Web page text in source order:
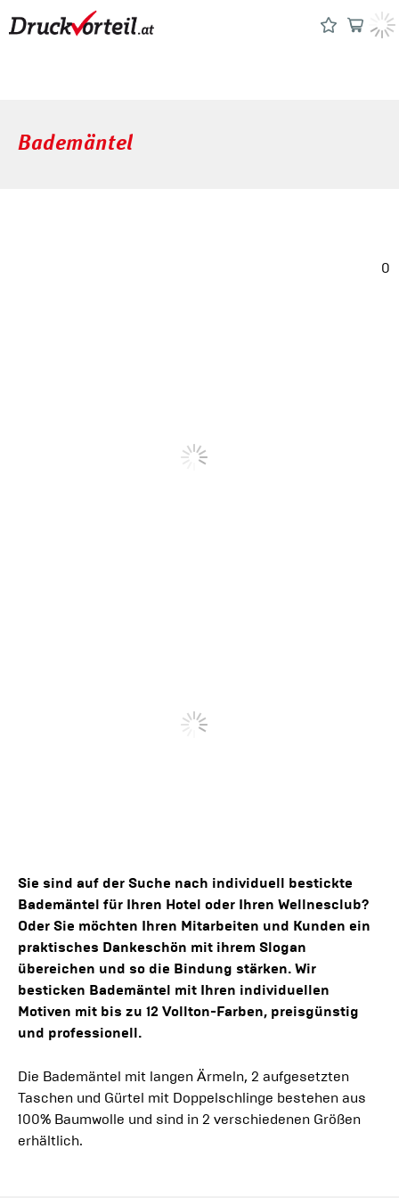
Bademäntel
0
Sie sind auf der Suche nach individuell bestickte
Bademäntel für Ihren Hotel oder Ihren Wellnesclub?
Oder Sie möchten Ihren Mitarbeiten und Kunden ein
praktisches Dankeschön mit ihrem Slogan
übereichen und so die Bindung stärken. Wir
besticken Bademäntel mit Ihren individuellen
Motiven mit bis zu 12 Vollton-Farben, preisgünstig
und professionell.
Die Bademäntel mit langen Ärmeln, 2 aufgesetzten
Taschen und Gürtel mit Doppelschlinge bestehen aus
100% Baumwolle und sind in 2 verschiedenen Größen
erhältlich.